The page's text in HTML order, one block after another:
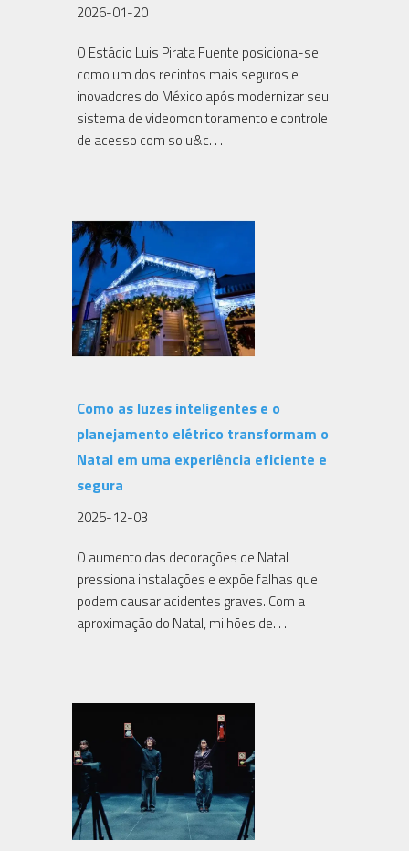
2026-01-20
O Estádio Luis Pirata Fuente posiciona-se
como um dos recintos mais seguros e
inovadores do México após modernizar seu
sistema de videomonitoramento e controle
de acesso com solu&c. . .
Como as luzes inteligentes e o
planejamento elétrico transformam o
Natal em uma experiência eficiente e
segura
2025-12-03
O aumento das decorações de Natal
pressiona instalações e expõe falhas que
podem causar acidentes graves. Com a
aproximação do Natal, milhões de. . .